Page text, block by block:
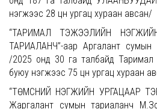
нэгжээс 28 цн ургац хураан авсан/
“ТАРИМАЛ ТЭЖЭЭЛИЙН НЭГЖИЙН
ТАРИАЛАНЧ”-аар Аргалант
/2025 онд 30 га талбайд
буюу нэгжээс 75 цн ургац хураан
“ТӨМСНИЙ НЭГЖИЙН УРГАЦААР
Жаргалант сумын тариаланч